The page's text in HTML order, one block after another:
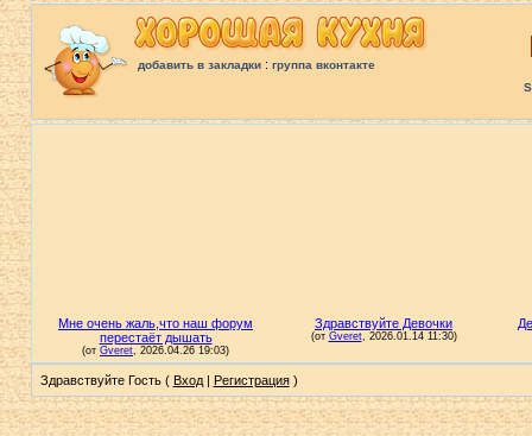
добавить в закладки: группа вконтакте
Здравствуйте Гость ( Вход| Регистрация)